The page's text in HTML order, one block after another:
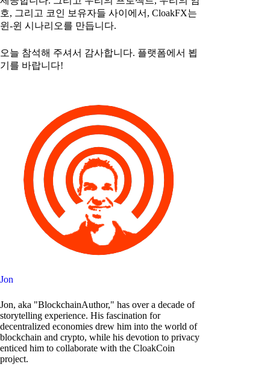
호, 그리고 코인 보유자들 사이에서, CloakFX는
윈-윈 시나리오를 만듭니다.
오늘 참석해 주셔서 감사합니다. 플랫폼에서 뵙
기를 바랍니다!
Jon
Jon, aka "BlockchainAuthor," has over a decade of
storytelling experience. His fascination for
decentralized economies drew him into the world of
blockchain and crypto, while his devotion to privacy
enticed him to collaborate with the CloakCoin
project.